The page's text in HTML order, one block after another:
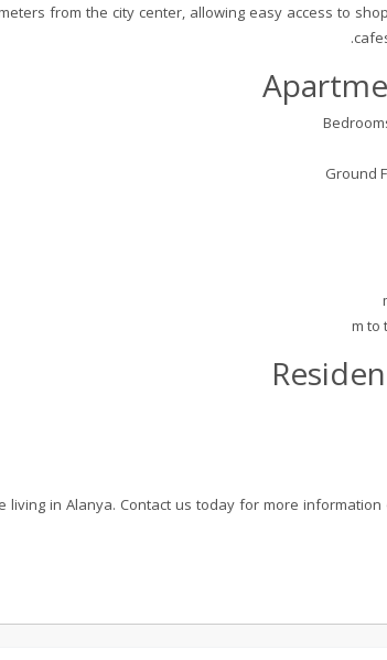
from the city center, allowing easy access to
Ground
in Alanya. Contact us today for more information